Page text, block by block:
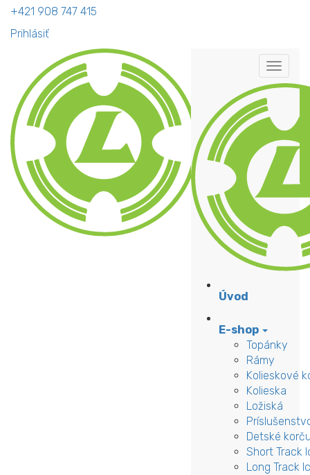
+421 908 747 415
Prihlásiť
Úvod
E-shop
Topánky
Rámy
Kolieskové
Kolieska
Ložiská
Detské
Short Track
Long Track